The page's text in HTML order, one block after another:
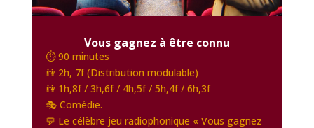
Vous gagnez à être connu
⏱️ 90 minutes
👫 2h, 7f (Distribution modulable)
👫 1h,8f / 3h,6f / 4h,5f / 5h,4f / 6h,3f
🎭 Comédie.
💬 Le célèbre jeu radiophonique « Vous gagnez